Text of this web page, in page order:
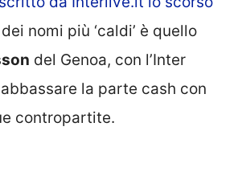
nomi più ‘caldi’ è quello
del Genoa, con l’Inter
la parte cash con
contropartite.